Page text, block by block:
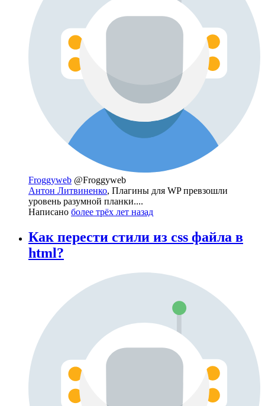
Froggyweb @Froggyweb
Антон Литвиненко, Плагины для WP превзошли
уровень разумной планки....
Написано более трёх лет назад
Как перести стили из css файла в
html?